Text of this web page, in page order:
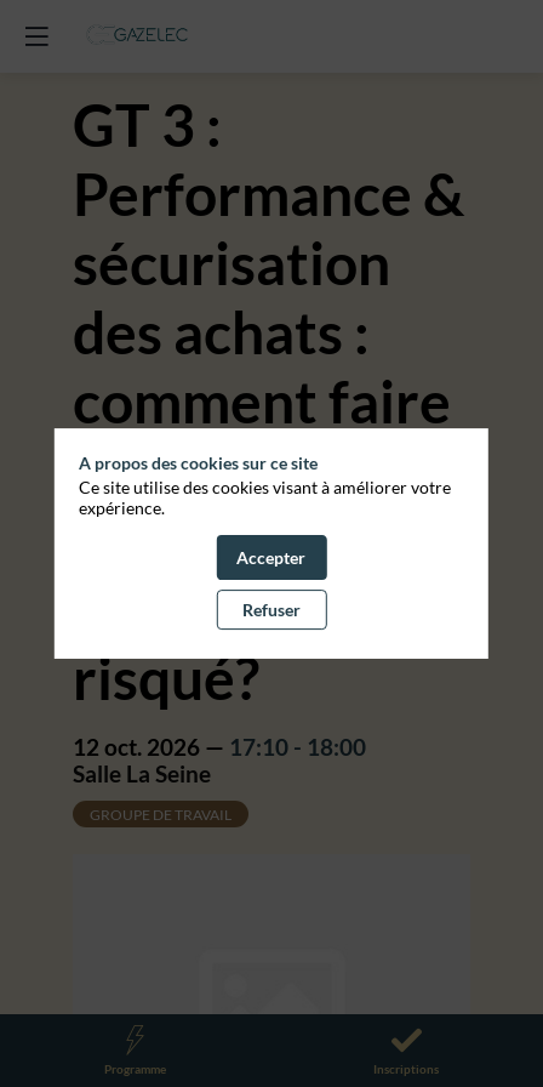
GT 3 :
Performance &
sécurisation
des achats :
comment faire
au meilleur
prix et
toujours moins
risqué?
12 oct. 2026 — 17:10 - 18:00
Salle La Seine
GROUPE DE TRAVAIL
Programme Inscriptions
A propos des cookies sur ce site
Ce site utilise des cookies visant à améliorer votre
expérience.
Accepter
Refuser